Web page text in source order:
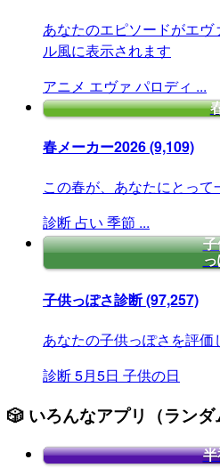
あなたのエピソードがエヴ
ル風に表示されます
アニメ エヴァ パロディ ...
春メーカー2026(9,109)
この春が、あなたにとっ
診断 占い 季節 ...
子
子供っぽさ診断(97,257)
あなたの子供っぽさを評価
診断5月5日 子供の日
🎲 いろんなアプリ（ランダ
半